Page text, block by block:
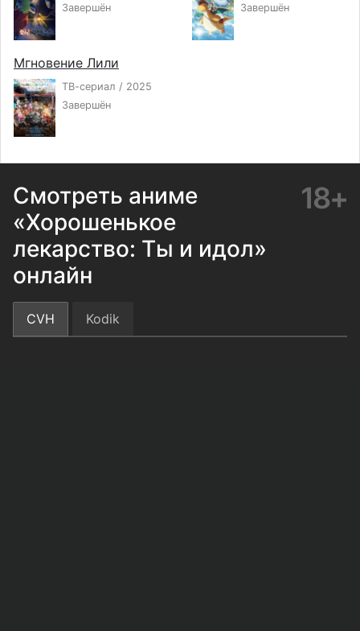
Завершён
Завершён
Мгновение Лили
ТВ-сериал / 2025
Завершён
Смотреть аниме
«Хорошенькое
лекарство: Ты и идол»
онлайн
18+
CVH Kodik